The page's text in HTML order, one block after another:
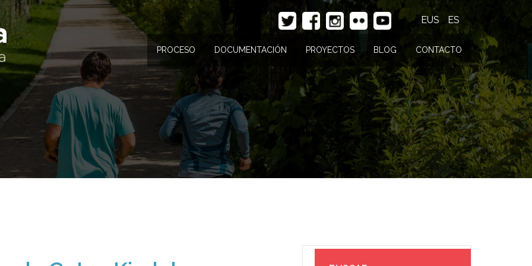
EUS ES
PROCESO DOCUMENTACIÓN PROYECTOS BLOG CONTACTO